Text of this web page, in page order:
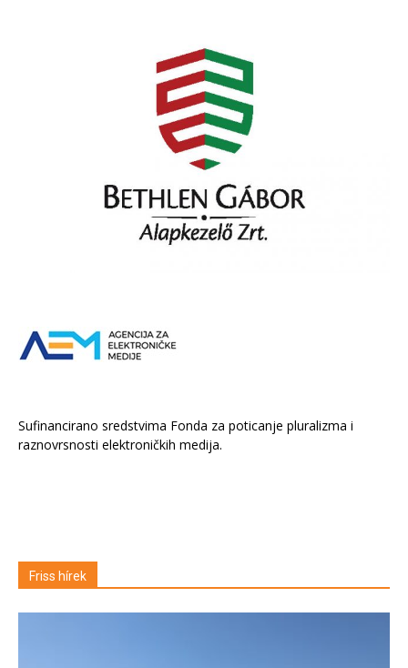
Sufinancirano sredstvima Fonda za poticanje pluralizma i
raznovrsnosti elektroničkih medija.
Friss hírek